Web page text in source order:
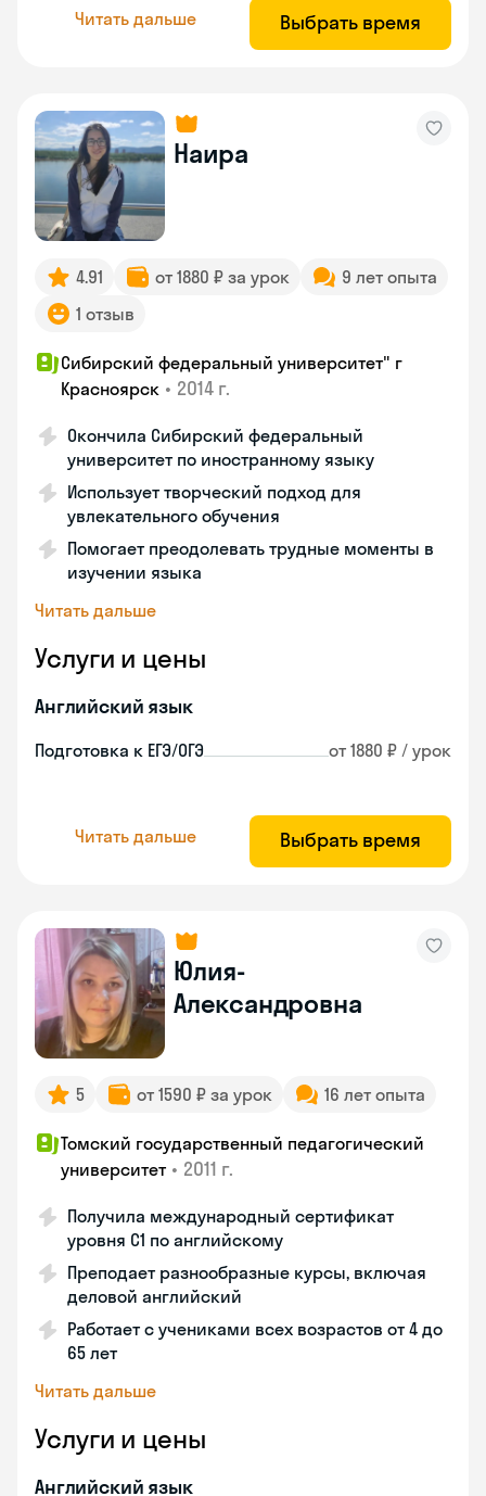
Читать дальше Выбрать время
Наира
4.91 от 1880 ₽ за урок
9 лет опыта
1 отзыв
Сибирский федеральный университет" г
Красноярск • 2014 г.
Окончила Сибирский федеральный
университет по иностранному языку
Использует творческий подход для
увлекательного обучения
Помогает преодолевать трудные моменты в
изучении языка
Читать дальше
Услуги и цены
Английский язык
Подготовка к ЕГЭ/ОГЭ от 1880 ₽ / урок
Читать дальше Выбрать время
Юлия-
Александровна
5 от 1590 ₽ за урок 16 лет опыта
Томский государственный педагогический
университет • 2011 г.
Получила международный сертификат
уровня C1 по английскому
Преподает разнообразные курсы, включая
деловой английский
Работает с учениками всех возрастов от 4 до
65 лет
Читать дальше
Услуги и цены
Английский язык